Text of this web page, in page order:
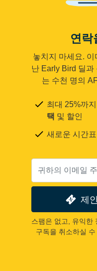
연락
놓치지 마세요.
난 Early Bird 딜과
는 수천 명의
최대 25%까
택 및 할인
새로운 시간
제
스팸은 없고, 유익한
구독을 취소하실 수